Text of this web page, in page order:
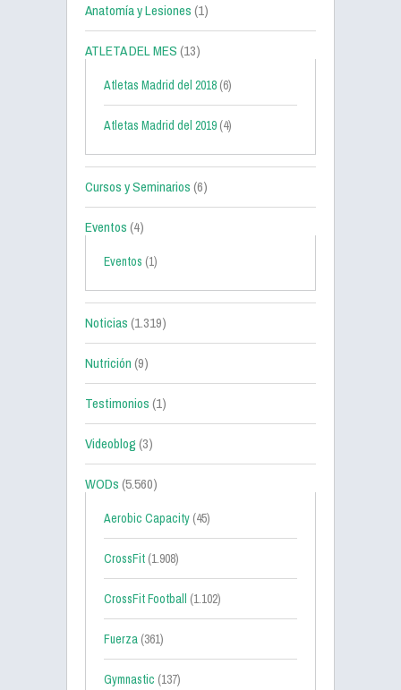
Anatomía y Lesiones(1)
ATLETA DEL MES(13)
Atletas Madrid del 2018 (6)
Atletas Madrid del 2019 (4)
Cursos y Seminarios(6)
Eventos(4)
Eventos (1)
Noticias(1.319)
Nutrición(9)
Testimonios(1)
Videoblog(3)
WODs(5.560)
Aerobic Capacity (45)
CrossFit (1.908)
CrossFit Football (1.102)
Fuerza (361)
Gymnastic (137)